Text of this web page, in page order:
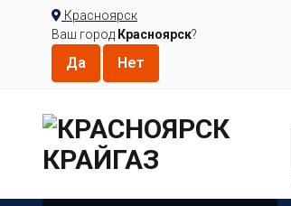
Красноярск
Ваш город Красноярск?